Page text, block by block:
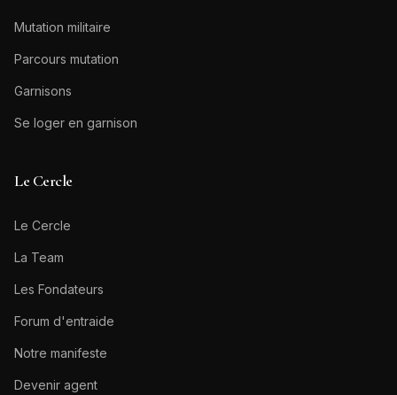
Mutation militaire
Parcours mutation
Garnisons
Se loger en garnison
Le Cercle
Le Cercle
La Team
Les Fondateurs
Forum d'entraide
Notre manifeste
Devenir agent